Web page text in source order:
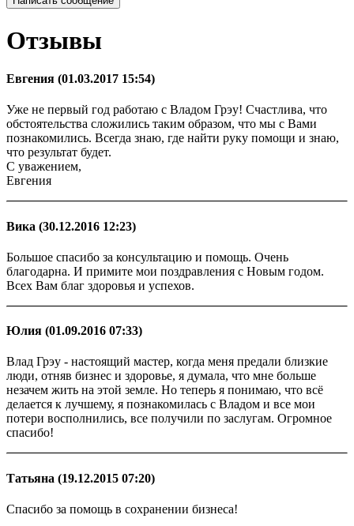
Отзывы
Евгения (01.03.2017 15:54)
Уже не первый год работаю с Владом Грэу! Счастлива, что
обстоятельства сложились таким образом, что мы с Вами
познакомились. Всегда знаю, где найти руку помощи и знаю,
что результат будет.
С уважением,
Евгения
Вика (30.12.2016 12:23)
Большое спасибо за консультацию и помощь. Очень
благодарна. И примите мои поздравления с Новым годом.
Всех Вам благ здоровья и успехов.
Юлия (01.09.2016 07:33)
Влад Грэу - настоящий мастер, когда меня предали близкие
люди, отняв бизнес и здоровье, я думала, что мне больше
незачем жить на этой земле. Но теперь я понимаю, что всё
делается к лучшему, я познакомилась с Владом и все мои
потери восполнились, все получили по заслугам. Огромное
спасибо!
Татьяна (19.12.2015 07:20)
Спасибо за помощь в сохранении бизнеса!